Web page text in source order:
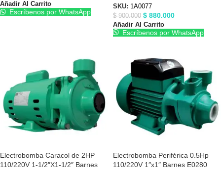
Añadir Al Carrito
Escríbenos por WhatsApp
SKU: 1A0077
$900.000 $ 880.000
Añadir Al Carrito
Escríbenos por WhatsApp
Electrobomba Caracol de 2HP
110/220V 1-1/2″X1-1/2″ Barnes
Electrobomba Periférica 0.5Hp
110/220V 1″x1″ Barnes E0280